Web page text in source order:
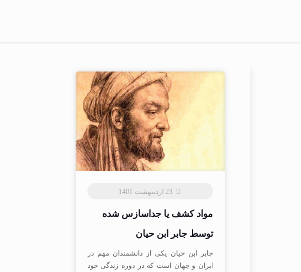
23 اردیبهشت 1401
مواد کشف یا جداسازس شده
توسط جابر ابن حیان
جابر ابن حیان یکی از دانشمندان مهم در
ایران و جهان است که در دوره زندگی خود